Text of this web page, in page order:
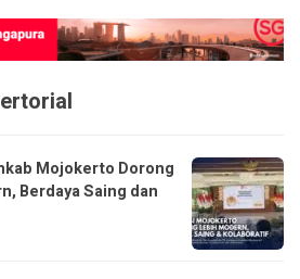
Mojokerto Dorong
Berdaya Saing dan